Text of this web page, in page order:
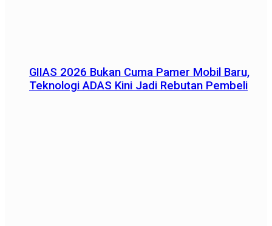
GIIAS 2026 Bukan Cuma Pamer Mobil Baru,
Teknologi ADAS Kini Jadi Rebutan Pembeli